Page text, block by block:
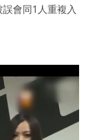
會同1人重複入